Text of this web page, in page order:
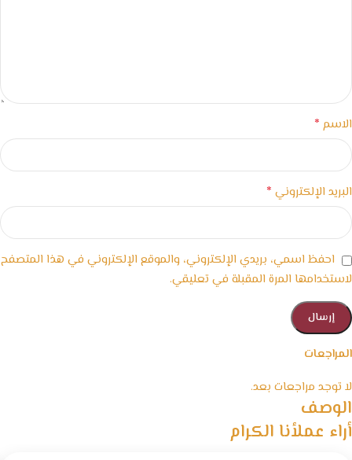
المراجعات
لا توجد مراجعات بعد.
الاسم *
البريد الإلكتروني *
احفظ اسمي، بريدي الإلكتروني، والموقع الإلكتروني في هذا المتصفح
لاستخدامها المرة المقبلة في تعليقي.
الوصف
أراء عملأنا الكرام